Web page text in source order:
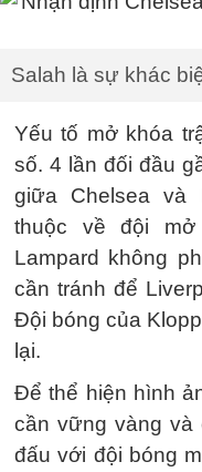
Salah là sự khác
Yếu tố mở khóa
số. 4 lần đối đầu
giữa Chelsea và
thuộc về đội
Lampard không
cần tránh để
Đội bóng của
lại.
Để thể hiện hình
cần vững vàng và
đấu với đội bóng